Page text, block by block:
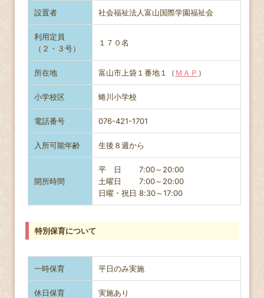
設置者 社会福祉法人富山国際学園福祉会
利用定員
（２・３号）
１７０名
所在地 富山市上袋１番地１（ ＭＡＰ ）
小学校区 蜷川小学校
電話番号 076-421-1701
入所可能年齢 生後８週から
開所時間
平 日 7:00～20:00
土曜日7:00～20:00
日曜・祝日 8:30～17:00
特別保育について
一時保育 平日のみ実施
休日保育 実施あり